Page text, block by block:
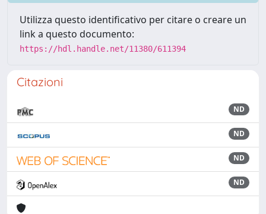
Utilizza questo identificativo per citare o creare un
link a questo documento:
https://hdl.handle.net/11380/611394
Citazioni
ND
ND
ND
ND